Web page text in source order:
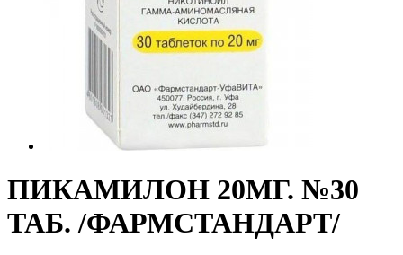
ПИКАМИЛОН 20МГ. №30
ТАБ. /ФАРМСТАНДАРТ/